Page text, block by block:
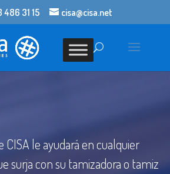
486 31 15 cisa@cisa.net
técnico,
creado para
CISA le ayudará en cualquier
surja con su tamizadora o tamiz